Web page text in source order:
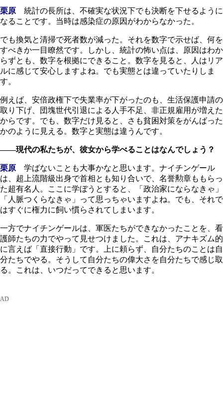
栗原 統計の長所は、不確実な状況下でも決断を下せるように
なることです。当時は感染症の原因がわからなかった。
でも換気と清掃で死者数が減った。それを数字で示せば、何を
すべきか一目瞭然です。しかし、統計の怖い点は、原因はわか
らずとも、数字を根拠にできること。数字を見ると、人はリア
ルに感じて安心しますよね。でも実態とは違っていたりしま
す。
例えば、安倍政権下で失業率が下がったのも、生活保護申請の
取り下げ、団塊世代引退による人手不足、非正規雇用が増えた
からです。でも、数字だけ見ると、さも貧困対策をがんばった
かのように見える。数字と実態は違うんです。
――現代の私たちが、彼女から学べることはなんでしょう？
栗原 学ばないことも大事かなと思います。ナイチンゲール
は、超上流階級出身で首相とも知り合いで、名誉勲章ももらっ
た超有名人。ここに学ぼうとすると、「政治家にならなきゃ」
「人脈つくらなきゃ」って思っちゃいますよね。でも、それで
はすぐに権力に飼い慣らされてしまいます。
一方でナイチンゲールは、軍医たちができなかったことを、看
護師たちの力でやって見せつけました。これは、アナキズム的
に言えば「直接行動」です。上に頼らず、自分たちのことは自
分たちでやる。そうして自分たちの偉大さを自分たちで感じ取
る。これは、いつだってできると思います。